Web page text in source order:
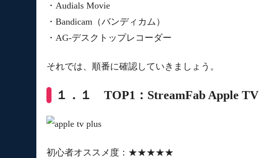
・Audials Movie
・Bandicam（バンディカム）
・AG-デスクトップレコーダー
それでは、順番に確認していきましょう。
１．１ TOP1：StreamFab Apple
初心者オススメ度：★★★★★